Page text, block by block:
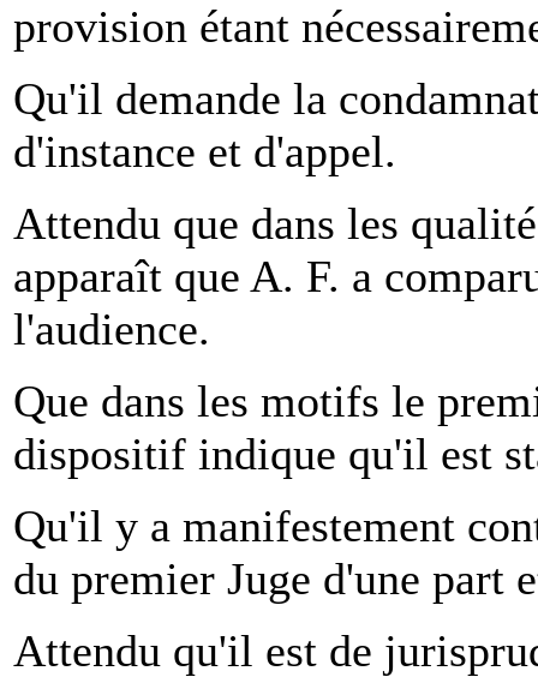
provision étant
Qu'il demande la
d'instance et d'appel.
Attendu que dans les
apparaît que A. F. a
l'audience.
Que dans les motifs le
dispositif indique qu'il est
Qu'il y a manifestement
du premier Juge d'une part
Attendu qu'il est de